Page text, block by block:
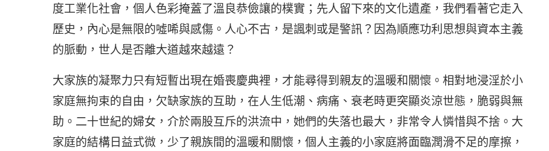
度工業化社會，個人色彩掩蓋了溫良恭儉讓的樸實；先人留下來的文化遺產，我們看著它走入
歷史，內心是無限的噓唏與感傷。人心不古，是諷刺或是警訊？因為順應功利思想與資本主義
的脈動，世人是否離大道越來越遠？
大家族的凝聚力只有短暫出現在婚喪慶典裡，才能尋得到親友的溫暖和關懷。相對地浸淫於小
家庭無拘束的自由，欠缺家族的互助，在人生低潮、病痛、衰老時更突顯炎涼世態，脆弱與無
助。二十世紀的婦女，介於兩股互斥的洪流中，她們的失落也最大，非常令人憐惜與不捨。大
家庭的結構日益式微，少了親族間的溫暖和關懷，個人主義的小家庭將面臨潤滑不足的摩擦，